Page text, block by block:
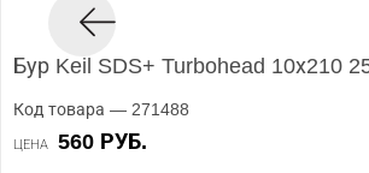
Бур Keil SDS+ Turbohead 10х210
Код товара — 271488
ЦЕНА 560 РУБ.